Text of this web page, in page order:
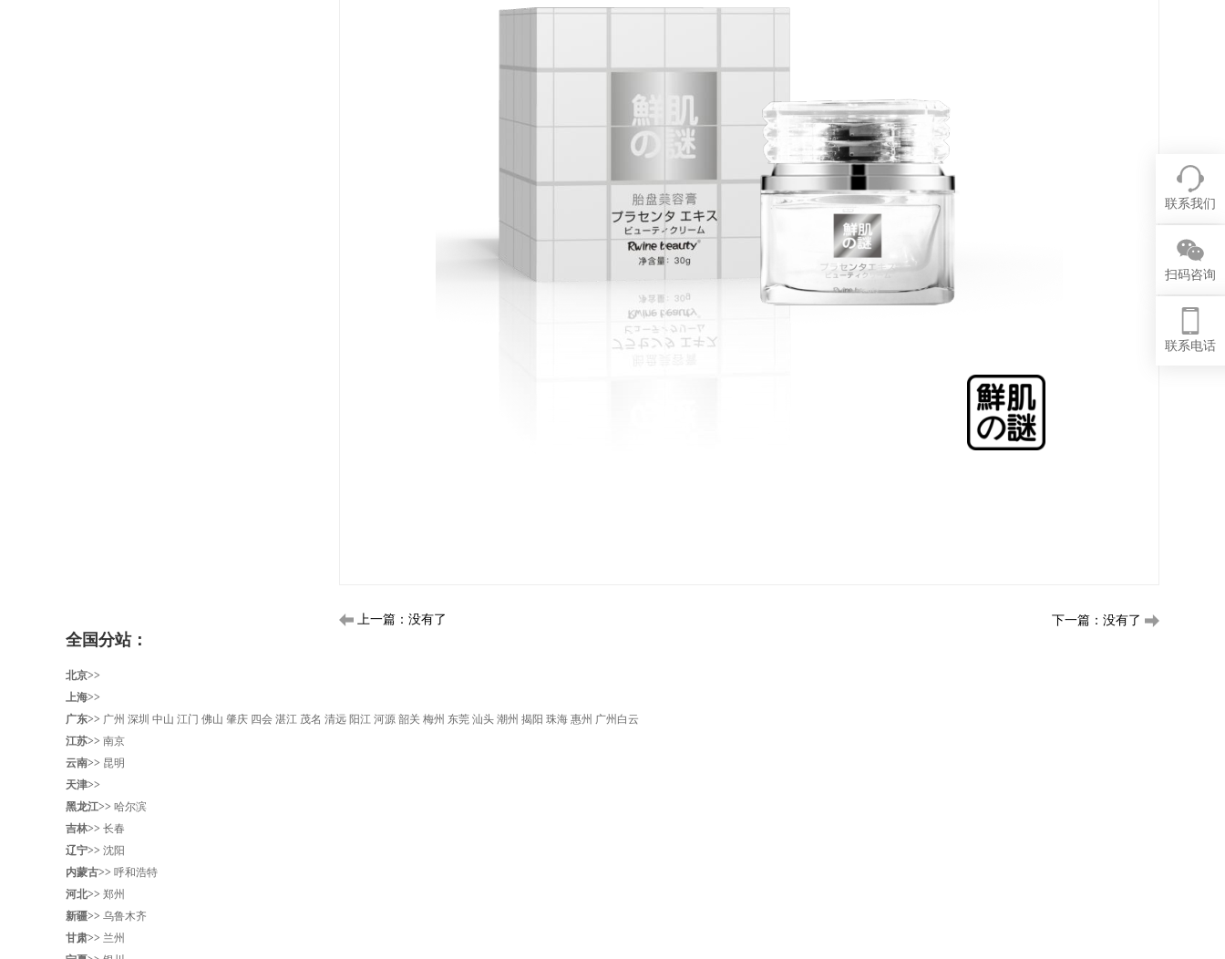
上一篇：没有了 下一篇：没有了
全国分站：
北京>>
上海>>
广东>> 广州 深圳 中山 江门 佛山 肇庆 四会 湛江 茂名 清远 阳江 河源 韶关 梅州 东莞 汕头 潮州 揭阳 珠海 惠州 广州白云
江苏>> 南京
云南>> 昆明
天津>>
黑龙江>> 哈尔滨
吉林>> 长春
辽宁>> 沈阳‌
内蒙古>> 呼和浩特
河北>> 郑州
新疆>> 乌鲁木齐
甘肃>> 兰州
联系我们
扫码咨询
联系电话